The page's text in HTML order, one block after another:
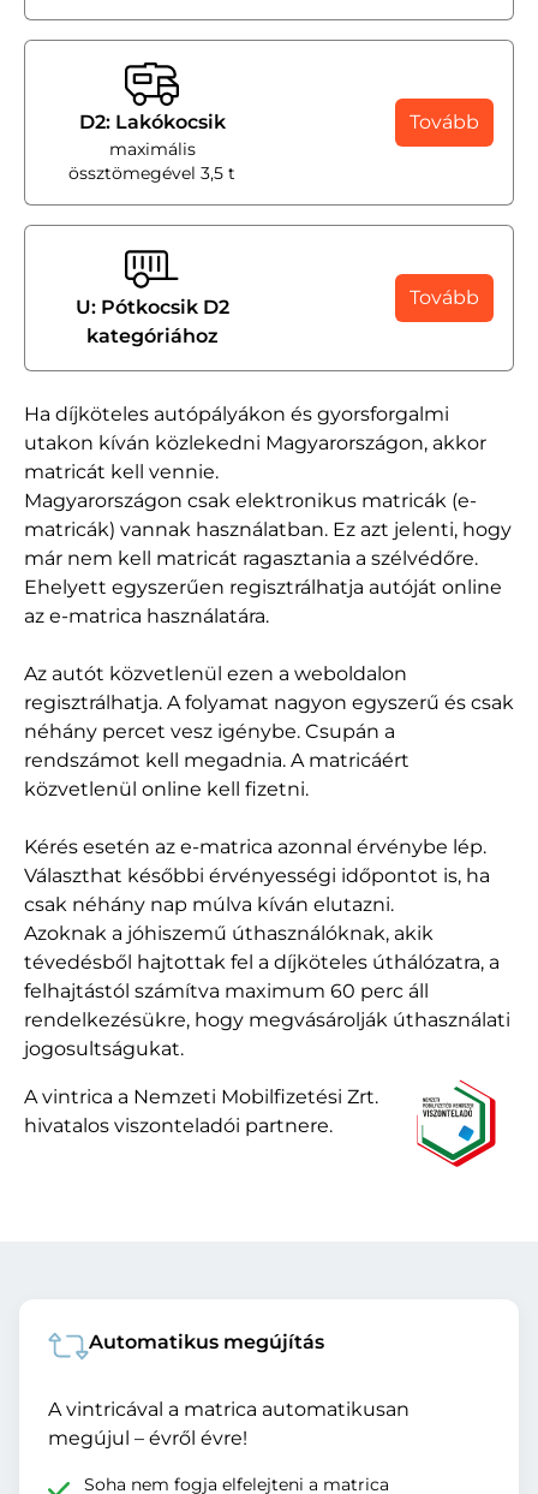
Ha díjköteles autópályákon és gyorsforgalmi
utakon kíván közlekedni Magyarországon, akkor
matricát kell vennie.
Magyarországon csak elektronikus matricák (e-
matricák) vannak használatban. Ez azt jelenti, hogy
már nem kell matricát ragasztania a szélvédőre.
Ehelyett egyszerűen regisztrálhatja autóját online
az e-matrica használatára.
Az autót közvetlenül ezen a weboldalon
regisztrálhatja. A folyamat nagyon egyszerű és csak
néhány percet vesz igénybe. Csupán a
rendszámot kell megadnia. A matricáért
közvetlenül online kell fizetni.
Kérés esetén az e-matrica azonnal érvénybe lép.
Választhat későbbi érvényességi időpontot is, ha
csak néhány nap múlva kíván elutazni.
Azoknak a jóhiszemű úthasználóknak, akik
tévedésből hajtottak fel a díjköteles úthálózatra, a
felhajtástól számítva maximum 60 perc áll
rendelkezésükre, hogy megvásárolják úthasználati
jogosultságukat.
A vintrica a Nemzeti Mobilfizetési Zrt.
hivatalos viszonteladói partnere.
D2: Lakókocsik
maximális
össztömegével 3,5 t
Tovább
U: Pótkocsik D2
kategóriához
Tovább
Automatikus megújítás
A vintricával a matrica automatikusan
megújul – évről évre!
Soha nem fogja elfelejteni a matrica